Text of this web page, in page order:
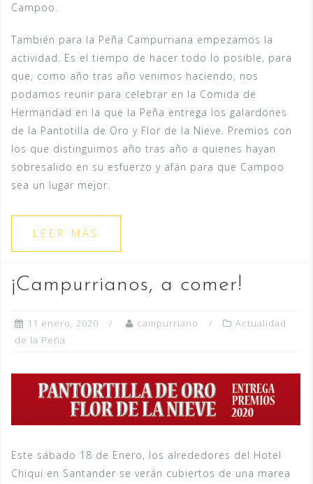
Campoo.
También para la Peña Campurriana empezamos la
actividad. Es el tiempo de hacer todo lo posible, para
que, como año tras año venimos haciendo, nos
podamos reunir para celebrar en la Comida de
Hermandad en la que la Peña entrega los galardones
de la Pantotilla de Oro y Flor de la Nieve. Premios con
los que distinguimos año tras año a quienes hayan
sobresalido en su esfuerzo y afán para que Campoo
sea un lugar mejor.
LEER MÁS
¡Campurrianos, a comer!
11 enero, 2020 campurriano
Actualidad
de la Peña
Este sábado 18 de Enero, los alrededores del Hotel
Chiqui en Santander se verán cubiertos de una marea